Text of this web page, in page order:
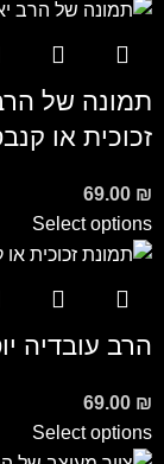
תמונה של
זכוכית או
69.00 ₪
Select options
הרב עובדיה
69.00 ₪
Select options